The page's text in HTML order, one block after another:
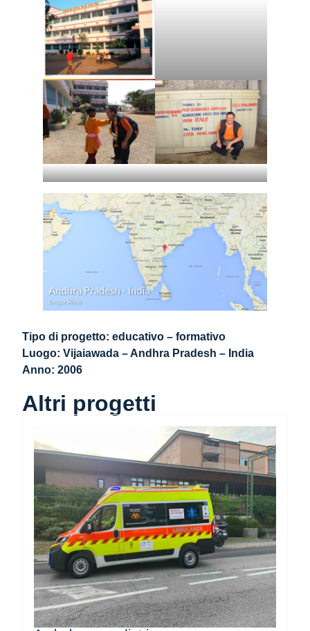
Tipo di progetto: educativo – formativo
Luogo: Vijaiawada – Andhra Pradesh – India
Anno: 2006
Altri progetti